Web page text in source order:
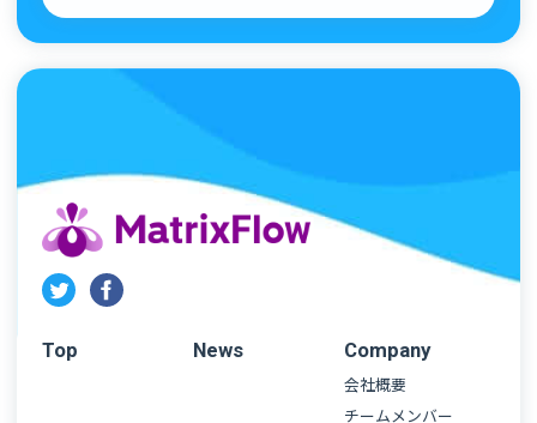
Top News
Company
会社概要
チームメンバー